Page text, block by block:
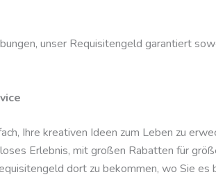
unser Requisitengeld garantiert
Ihre kreativen Ideen zum Leben zu
Erlebnis, mit großen Rabatten für
dort zu bekommen, wo Sie es